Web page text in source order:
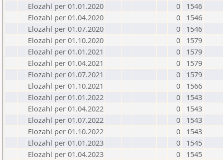
Elozahl per 01.01.2020
0
1546
Elozahl per 01.04.2020
0
1546
Elozahl per 01.07.2020
0
1546
Elozahl per 01.10.2020
0
1579
Elozahl per 01.01.2021
0
1579
Elozahl per 01.04.2021
0
1579
Elozahl per 01.07.2021
0
1579
Elozahl per 01.10.2021
0
1566
Elozahl per 01.01.2022
0
1543
Elozahl per 01.04.2022
0
1543
Elozahl per 01.07.2022
0
1543
Elozahl per 01.10.2022
0
1543
Elozahl per 01.01.2023
0
1545
Elozahl per 01.04.2023
0
1545